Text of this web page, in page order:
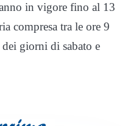
in vigore fino al 13
compresa tra le ore 9
giorni di sabato e